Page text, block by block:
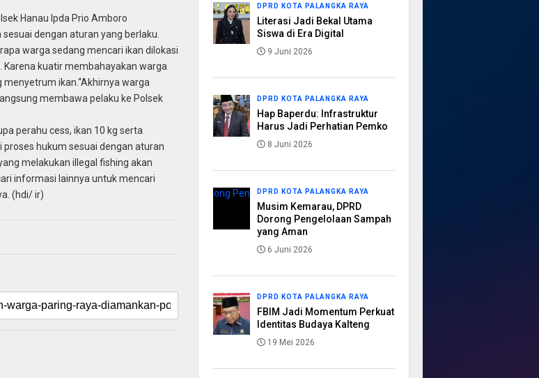
Hanau Ipda Prio Amboro
dengan aturan yang berlaku.
warga sedang mencari ikan dilokasi
kuatir membahayakan warga
ikan.“Akhirnya warga
membawa pelaku ke Polsek
perahu cess, ikan 10 kg serta
hukum sesuai dengan aturan
melakukan illegal fishing akan
informasi lainnya untuk mencari
(hdi/ ir)
DPRD KOTA PALANGKA RAYA
Literasi Jadi Bekal Utama
Siswa di Era Digital
9 Juni 2026
DPRD KOTA PALANGKA RAYA
Hap Baperdu: Infrastruktur
Harus Jadi Perhatian Pemko
8 Juni 2026
DPRD KOTA PALANGKA RAYA
Musim Kemarau, DPRD
Dorong Pengelolaan Sampah
yang Aman
6 Juni 2026
DPRD KOTA PALANGKA RAYA
FBIM Jadi Momentum Perkuat
Identitas Budaya Kalteng
19 Mei 2026